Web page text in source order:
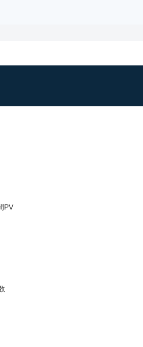
PV